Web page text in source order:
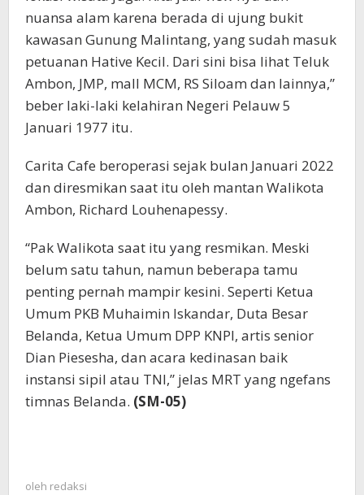
nuansa alam karena berada di ujung bukit
kawasan Gunung Malintang, yang sudah masuk
petuanan Hative Kecil. Dari sini bisa lihat Teluk
Ambon, JMP, mall MCM, RS Siloam dan lainnya,”
beber laki-laki kelahiran Negeri Pelauw 5
Januari 1977 itu.
Carita Cafe beroperasi sejak bulan Januari 2022
dan diresmikan saat itu oleh mantan Walikota
Ambon, Richard Louhenapessy.
“Pak Walikota saat itu yang resmikan. Meski
belum satu tahun, namun beberapa tamu
penting pernah mampir kesini. Seperti Ketua
Umum PKB Muhaimin Iskandar, Duta Besar
Belanda, Ketua Umum DPP KNPI, artis senior
Dian Piesesha, dan acara kedinasan baik
instansi sipil atau TNI,” jelas MRT yang ngefans
timnas Belanda. (SM-05)
oleh redaksi